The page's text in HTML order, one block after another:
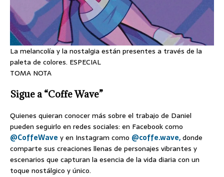
La melancolía y la nostalgia están presentes a través de la
paleta de colores. ESPECIAL
TOMA NOTA
Sigue a “Coffe Wave”
Quienes quieran conocer más sobre el trabajo de Daniel
pueden seguirlo en redes sociales: en Facebook como
@CoffeWave y en Instagram como @coffe.wave,donde
comparte sus creaciones llenas de personajes vibrantes y
escenarios que capturan la esencia de la vida diaria con un
toque nostálgico y único.